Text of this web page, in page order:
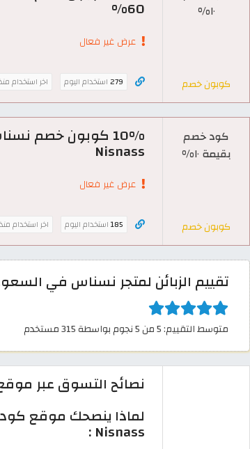
١٠%
كوبون خصم
60%
عرض غير فعال
279استخدام اليوم اخر استخدام
كود خصم
بقيمة ١٠%
كوبون خصم
10% كوبون خصم
Nisnass
عرض غير فعال
185استخدام اليوم اخر استخدام منذ
تقييم الزبائن لمتجر نسناس في
متوسط التقييم: 5 من 5 نجوم بواسطة 315 مستخدم
نصائح التسوق عبر
لماذا ينصحك موقع
Nisnass :